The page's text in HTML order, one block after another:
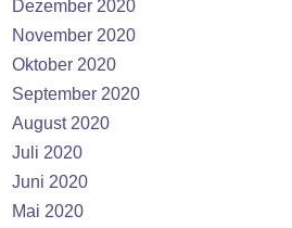
Dezember 2020
November 2020
Oktober 2020
September 2020
August 2020
Juli 2020
Juni 2020
Mai 2020